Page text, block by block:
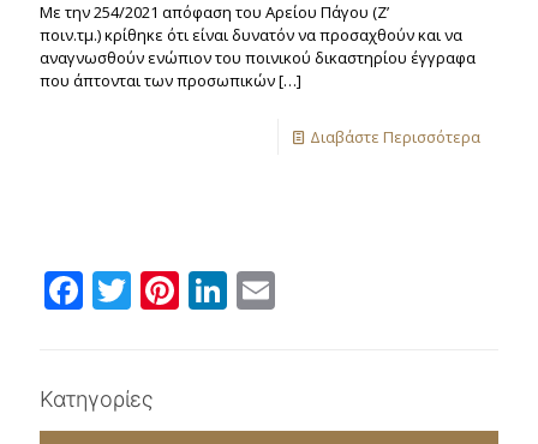
Με την 254/2021 απόφαση του Αρείου Πάγου (Ζ’
ποιν.τμ.) κρίθηκε ότι είναι δυνατόν να προσαχθούν και να
αναγνωσθούν ενώπιον του ποινικού δικαστηρίου έγγραφα
που άπτονται των προσωπικών[…]
Διαβάστε Περισσότερα
Facebook
Twitter
Pinterest
LinkedIn
Κατηγορίες